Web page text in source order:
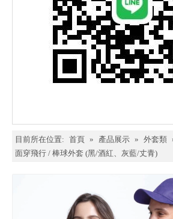
目前所在位置: 首頁 » 產品展示 » 外套類
面穿飛行 / 棒球外套 (黑/酒紅、灰藍/丈青)